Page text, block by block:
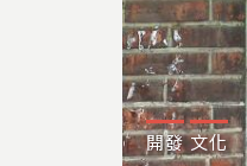
開發 文化